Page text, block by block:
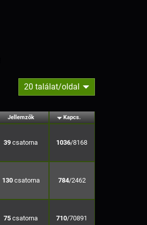
20 találat/oldal
Jellemzők Kapcs.
39 1036/8168
130 784/2462
75 710/70891